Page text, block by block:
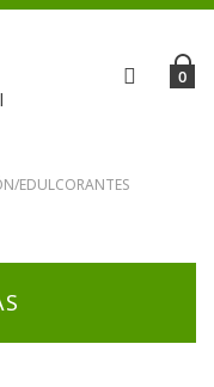
0
/EDULCORANTES